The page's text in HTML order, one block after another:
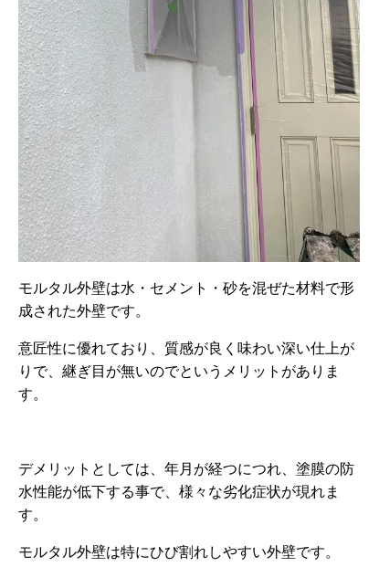
モルタル外壁は水・セメント・砂を混ぜた材料で形
成された外壁です。
意匠性に優れており、質感が良く味わい深い仕上が
りで、継ぎ目が無いのでというメリットがありま
す。
デメリットとしては、年月が経つにつれ、塗膜の防
水性能が低下する事で、様々な劣化症状が現れま
す。
モルタル外壁は特にひび割れしやすい外壁です。